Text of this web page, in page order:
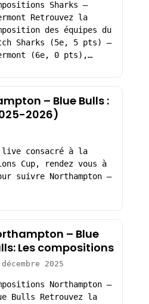
Sharks –
Retrouvez la
des équipes du
Sharks (5e, 5 pts) –
(6e, 0 pts),…
– Blue Bulls :
2026)
live consacré à la
Cup, rendez vous à
suivre Northampton –
– Blue
Les compositions
2025
Northampton –
Bulls Retrouvez la